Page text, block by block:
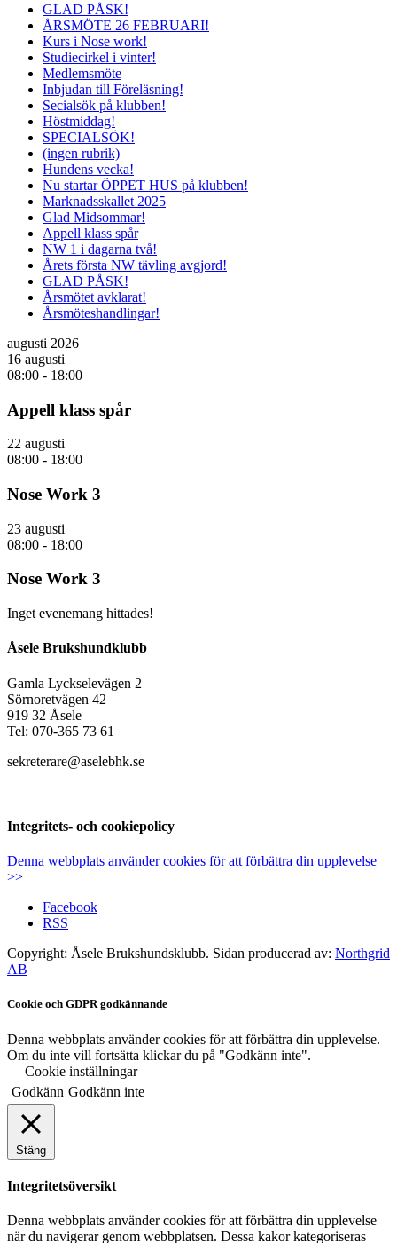
GLAD PÅSK!
ÅRSMÖTE 26 FEBRUARI!
Kurs i Nose work!
Studiecirkel i vinter!
Medlemsmöte
Inbjudan till Föreläsning!
Secialsök på klubben!
Höstmiddag!
SPECIALSÖK!
(ingen rubrik)
Hundens vecka!
Nu startar ÖPPET HUS på klubben!
Marknadsskallet 2025
Glad Midsommar!
Appell klass spår
NW 1 i dagarna två!
Årets första NW tävling avgjord!
GLAD PÅSK!
Årsmötet avklarat!
Årsmöteshandlingar!
augusti 2026
16 augusti
08:00 - 18:00
Appell klass spår
22 augusti
08:00 - 18:00
Nose Work 3
23 augusti
08:00 - 18:00
Nose Work 3
Inget evenemang hittades!
Åsele Brukshundklubb
Gamla Lyckselevägen 2
Sörnoretvägen 42
919 32 Åsele
Tel: 070-365 73 61
sekreterare@aselebhk.se
Integritets- och cookiepolicy
Denna webbplats använder cookies för att förbättra din upplevelse
>>
Facebook
RSS
Copyright: Åsele Brukshundsklubb. Sidan producerad av: Northgrid
AB
Cookie och GDPR godkännande
Denna webbplats använder cookies för att förbättra din upplevelse.
Om du inte vill fortsätta klickar du på "Godkänn inte".
Cookie inställningar
Godkänn Godkänn inte
Stäng
Integritetsöversikt
Denna webbplats använder cookies för att förbättra din upplevelse
när du navigerar genom webbplatsen. Dessa kakor kategoriseras